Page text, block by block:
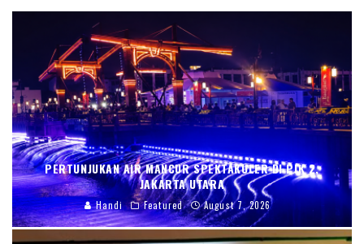
PERTUNJUKAN AIR MANCUR SPEKTAKULER DI PIK 2,
JAKARTA UTARA
Handi Featured August 7, 2026